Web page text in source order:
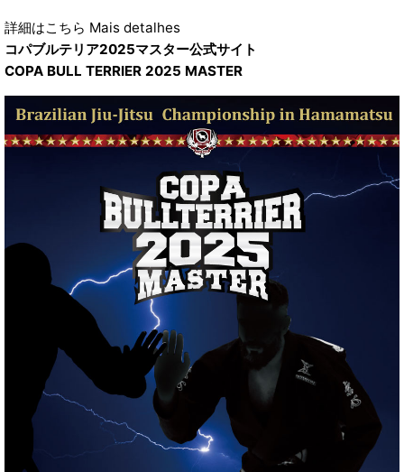
詳細はこちら Mais detalhes
コパブルテリア2025マスター公式サイト
COPA BULL TERRIER 2025 MASTER